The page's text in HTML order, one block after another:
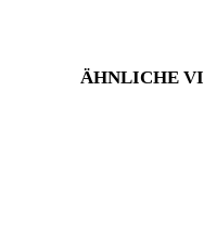
ÄHNLICHE